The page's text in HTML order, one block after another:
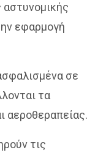
εφαρμογή
σε
τα
αεροθεραπείας.
τις